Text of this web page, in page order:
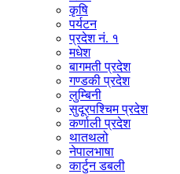
कृषि
पर्यटन
प्रदेश नं. १
मधेश
बागमती प्रदेश
गण्डकी प्रदेश
लुम्बिनी
सुदूरपश्चिम प्रदेश
कर्णाली प्रदेश
थातथलो
नेपालभाषा
कार्टुन डबली